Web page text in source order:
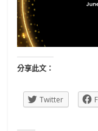
分享此文：
Twitter